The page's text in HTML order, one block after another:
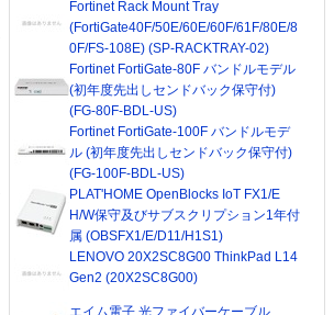
Fortinet Rack Mount Tray
(FortiGate40F/50E/60E/60F/61F/80E/8
0F/FS-108E) (SP-RACKTRAY-02)
Fortinet FortiGate-80F バンドルモデル
(初年度先出しセンドバック保守付)
(FG-80F-BDL-US)
Fortinet FortiGate-100F バンドルモデ
ル (初年度先出しセンドバック保守付)
(FG-100F-BDL-US)
PLAT'HOME OpenBlocks IoT FX1/E
H/W保守及びサブスクリプション1年付
属 (OBSFX1/E/D11/H1S1)
LENOVO 20X2SC8G00 ThinkPad L14
Gen2 (20X2SC8G00)
エイム電子 光ファイバーケーブル